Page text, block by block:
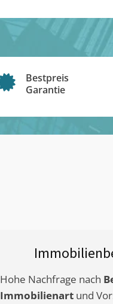
Bestpreis
Garantie
Hohe Nachfrage nach
Immobilienart und